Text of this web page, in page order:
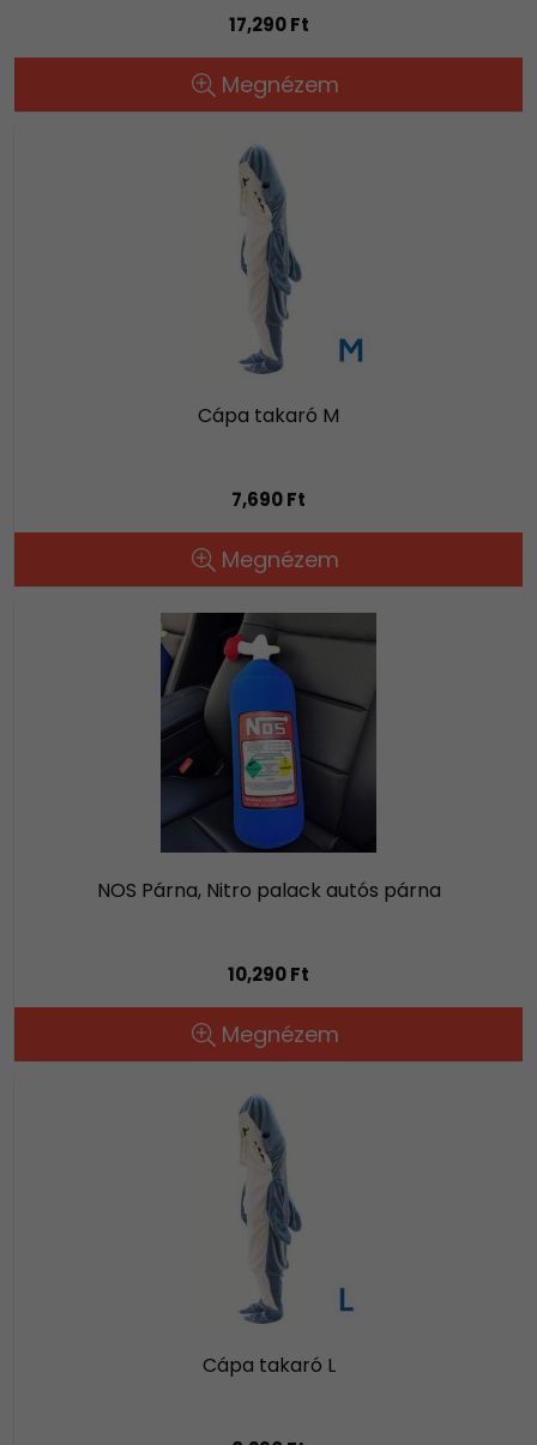
17,290 Ft
Megnézem
Cápa takaró M
7,690 Ft
Megnézem
NOS Párna, Nitro palack autós párna
10,290 Ft
Megnézem
Cápa takaró L